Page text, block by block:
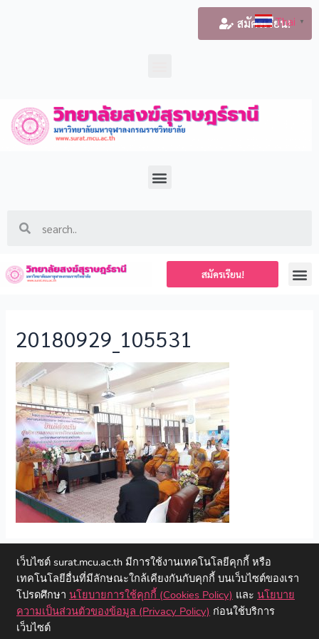
สมัครเรียน!
สมัครเรียน!
20180929_105531
←Previous ไฟล์สื่อ
Copyright © 2023 วิทยาลัยสงฆ์สุราษฎร์ธานี | มหาวิทยาลัยมหาจุฬา
Thai ▼
เว็บไซต์ surat.mcu.ac.th มีการใช้งานเทคโนโลยีคุกกี้ หรือ
เทคโนโลยีอื่นที่มีลักษณะใกล้เคียงกันกับคุกกี้ บนเว็บไซต์ของเรา
โปรดศึกษา นโยบายการใช้คุกกี้ (Cookies Policy) และ นโยบาย
ความเป็นส่วนตัวของข้อมูล (Privacy Policy) ก่อนใช้บริการ
เว็บไซต์